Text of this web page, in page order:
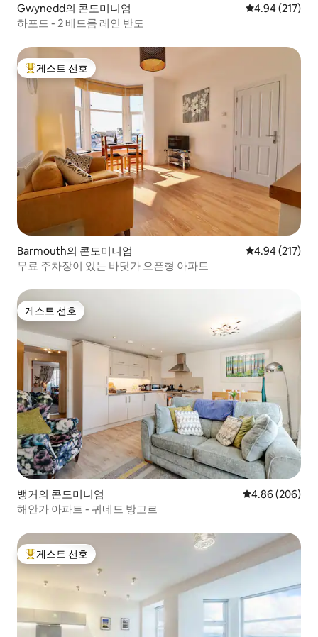
Gwynedd의 콘도미니엄 평점 4.94점(5
4.94 (217)
하포드 - 2 베드룸 레인 반도
상위 게스트 선호
게스트 선호
Barmouth의 콘도미니엄 평점 4.94점(5
4.94 (217)
무료 주차장이 있는 바닷가 오픈형 아파트
게스트 선호
게스트 선호
뱅거의 콘도미니엄 평점 4.86점(5
4.86 (206)
해안가 아파트 - 귀네드 방고르
상위 게스트 선호
게스트 선호